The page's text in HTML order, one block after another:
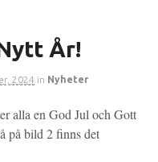
År!
2024 in Nyheter
alla en God Jul och Gott
på bild 2 finns det